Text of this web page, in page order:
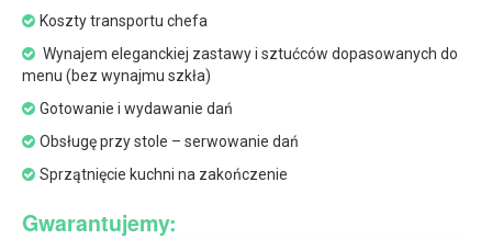
Koszty transportu chefa
Wynajem eleganckiej zastawy i sztućców dopasowanych do
menu (bez wynajmu szkła)
Gotowanie i wydawanie dań
Obsługę przy stole – serwowanie dań
Sprzątnięcie kuchni na zakończenie
Gwarantujemy: